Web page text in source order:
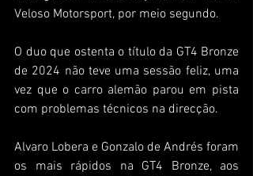
Veloso Motorsport, por meio segundo.
O duo que ostenta o título da GT4 Bronze
de 2024 não teve uma sessão feliz, uma
vez que o carro alemão parou em pista
com problemas técnicos na direcção.
Alvaro Lobera e Gonzalo de Andrés foram
os mais rápidos na GT4 Bronze, aos